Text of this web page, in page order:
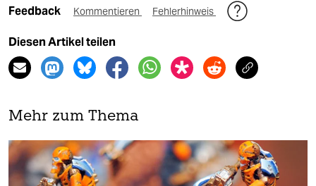
Feedback Kommentieren Fehlerhinweis
Diesen Artikel teilen
Mehr zum Thema